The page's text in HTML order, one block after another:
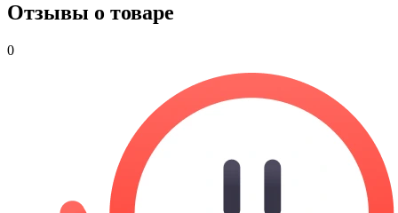
Отзывы о товаре
0